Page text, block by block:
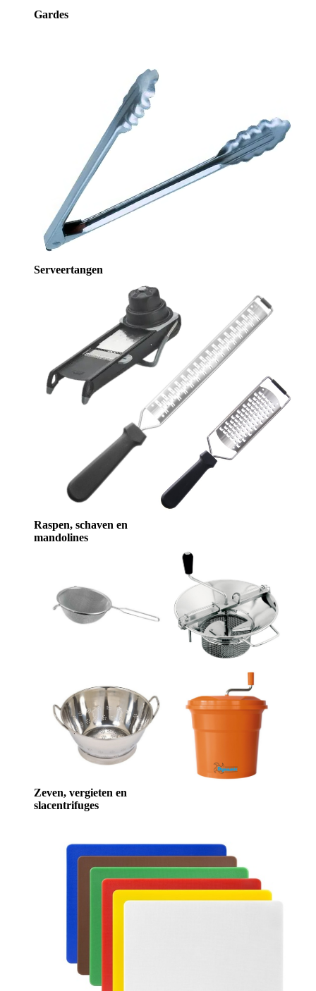
Gardes
Serveertangen
Raspen, schaven en
mandolines
Zeven, vergieten en
slacentrifuges